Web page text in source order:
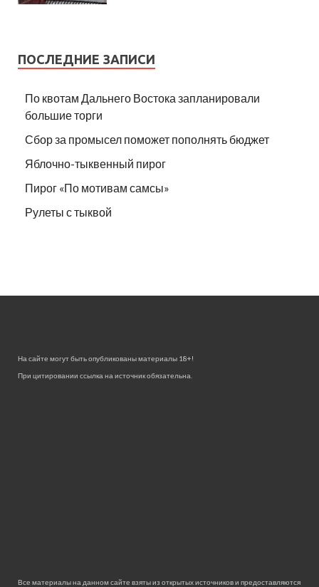
ПОСЛЕДНИЕ ЗАПИСИ
По квотам Дальнего Востока запланировали
большие торги
Сбор за промысел поможет пополнять бюджет
Яблочно-тыквенный пирог
Пирог «По мотивам самсы»
Рулеты с тыквой
На сайте могут быть опубликованы материалы 18+!
При цитировании ссылка на источник обязательна.
Все материалы на данном сайте взяты из открытых источников и предоставляются